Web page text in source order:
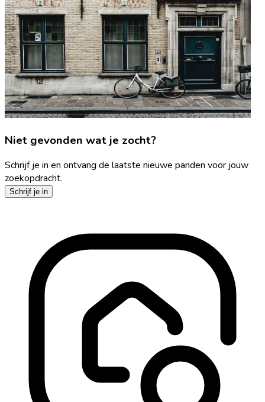
Niet gevonden wat je zocht?
Schrijf je in en ontvang de laatste nieuwe panden voor jouw
zoekopdracht.
Schrijf je in